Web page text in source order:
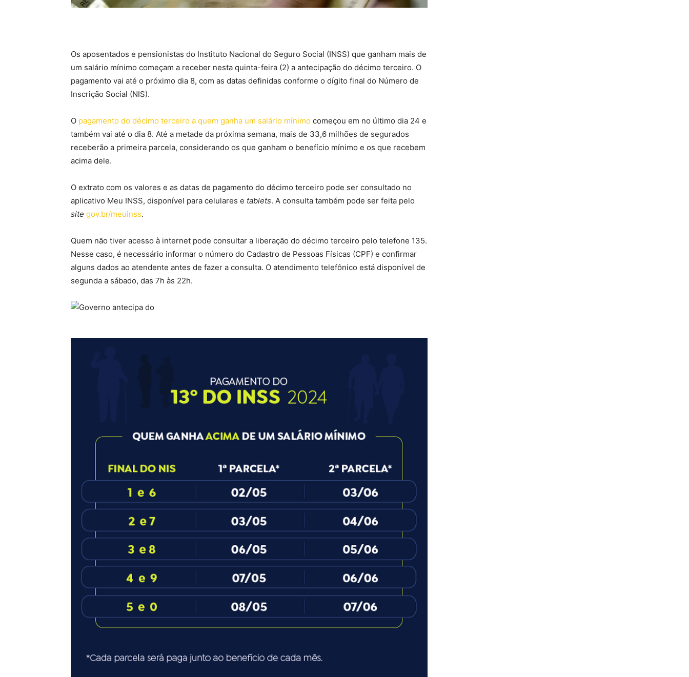
Os aposentados e pensionistas do Instituto Nacional do Seguro Social (INSS) que ganham mais de
um salário mínimo começam a receber nesta quinta-feira (2) a antecipação do décimo terceiro. O
pagamento vai até o próximo dia 8, com as datas definidas conforme o dígito final do Número de
Inscrição Social (NIS).
O pagamento do décimo terceiro a quem ganha um salário mínimo começou em no último dia 24 e
também vai até o dia 8. Até a metade da próxima semana, mais de 33,6 milhões de segurados
receberão a primeira parcela, considerando os que ganham o benefício mínimo e os que recebem
acima dele.
O extrato com os valores e as datas de pagamento do décimo terceiro pode ser consultado no
aplicativo Meu INSS, disponível para celulares e tablets. A consulta também pode ser feita pelo
site gov.br/meuinss.
Quem não tiver acesso à internet pode consultar a liberação do décimo terceiro pelo telefone 135.
Nesse caso, é necessário informar o número do Cadastro de Pessoas Físicas (CPF) e confirmar
alguns dados ao atendente antes de fazer a consulta. O atendimento telefônico está disponível de
segunda a sábado, das 7h às 22h.